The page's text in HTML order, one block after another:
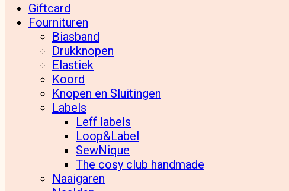
Giftcard
Fournituren
Biasband
Drukknopen
Elastiek
Koord
Knopen en Sluitingen
Labels
Leff labels
Loop&Label
SewNique
The cosy club handmade
Naaigaren